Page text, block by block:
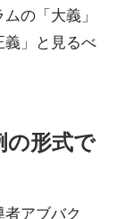
の「大義」
義」と見るべ
の形式で
アブバク